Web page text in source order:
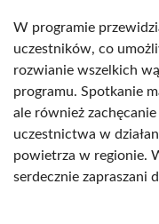
W programie
uczestników, co
rozwianie wszelkich
programu. Spotkanie
ale również
uczestnictwa w
powietrza w regionie.
serdecznie zapraszani